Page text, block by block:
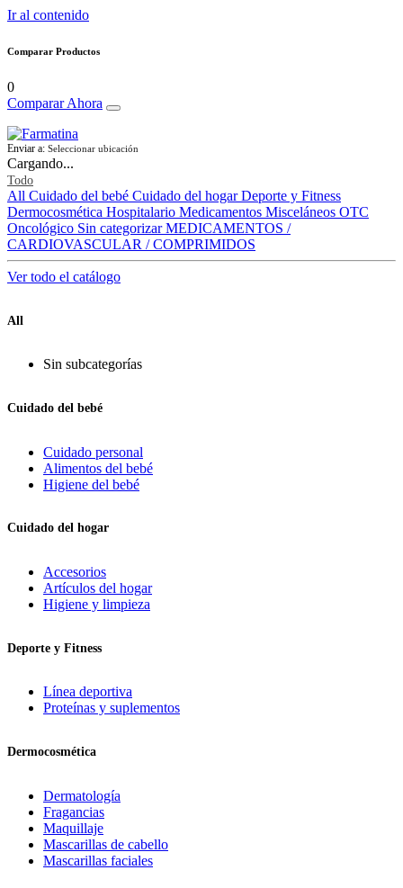
Ir al contenido
Comparar Productos
0
Comparar Ahora
Enviar a: Seleccionar ubicación
Cargando...
Todo
All Cuidado del bebé Cuidado del hogar Deporte y Fitness
Dermocosmética Hospitalario Medicamentos Misceláneos OTC
Oncológico Sin categorizar MEDICAMENTOS /
CARDIOVASCULAR / COMPRIMIDOS
Ver todo el catálogo
All
Sin subcategorías
Cuidado del bebé
Cuidado personal
Alimentos del bebé
Higiene del bebé
Cuidado del hogar
Accesorios
Artículos del hogar
Higiene y limpieza
Deporte y Fitness
Línea deportiva
Proteínas y suplementos
Dermocosmética
Dermatología
Fragancias
Maquillaje
Mascarillas de cabello
Mascarillas faciales